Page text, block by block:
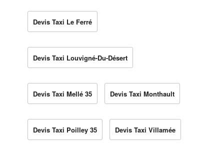
Devis Taxi Le Ferré
Devis Taxi Louvigné-Du-Désert
Devis Taxi Mellé 35 Devis Taxi Monthault
Devis Taxi Poilley 35 Devis Taxi Villamée